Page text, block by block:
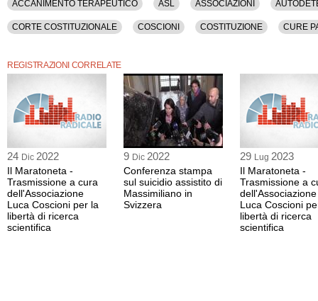
Questa conferenza stampa ha una durata di 42 minuti.
Oltre al formato video è disponibile anche la versione nel solo formato audio.
ACCANIMENTO TERAPEUTICO ASL ASSOCIAZIONI
CORTE COSTITUZIONALE COSCIONI COSTITUZIONE CURE
MEDICI MEDICINA PARLAMENTO PRIVACY RICCIO
WELBY
REGISTRAZIONI CORRELATE
24 Dic 2022
Il Maratoneta -
Trasmissione a cura
dell'Associazione
Luca Coscioni per la
libertà di ricerca
scientifica
9 Dic 2022
Conferenza stampa
sul suicidio assistito di
Massimiliano in
Svizzera
29 Lug 2023
Il Maratoneta -
Trasmissione a
dell'Associazione
Luca Coscioni
libertà di ricerca
scientifica